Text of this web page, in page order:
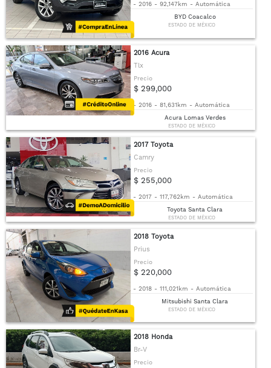
- 2016 - 92,147km - Automática
BYD Coacalco
ESTADO DE MÉXICO
2016 Acura
Tlx
Precio
$ 299,000
- 2016 - 81,631km - Automática
Acura Lomas Verdes
ESTADO DE MÉXICO
2017 Toyota
Camry
Precio
$ 255,000
- 2017 - 117,762km - Automática
Toyota Santa Clara
ESTADO DE MÉXICO
2018 Toyota
Prius
Precio
$ 220,000
- 2018 - 111,021km - Automática
Mitsubishi Santa Clara
ESTADO DE MÉXICO
2018 Honda
Br-V
Precio